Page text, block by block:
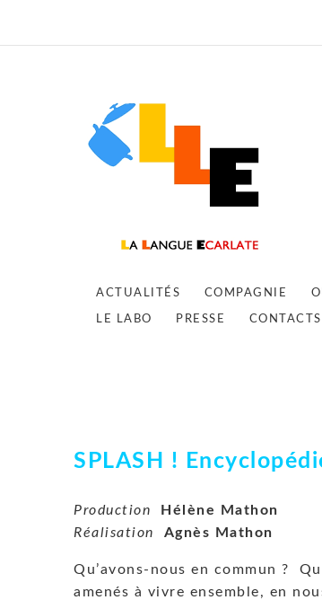
ACTUALITÉS COMPAGNIE
LE LABO PRESSE CONTACTS
SPLASH !
Production
Hélène Mathon
Réalisation
Agnès Mathon
Qu’avons-nous en commun ?
amenés à vivre ensemble, en